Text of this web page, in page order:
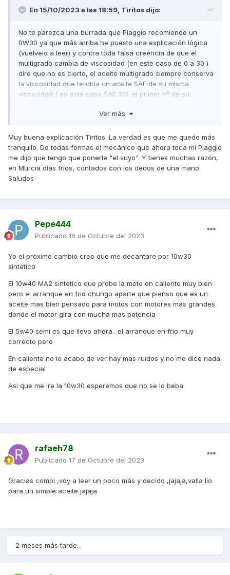
En 15/10/2023 a las 18:59, Tiritos dijo:
No te parezca una burrada que Piaggio recomiende un
0W30 ya que más arriba he puesto una explicación lógica
(vuélvelo a leer) y contra toda falsa creencia de que el
multigrado cambia de viscosidad (en este caso de 0 a 30 )
diré que no es cierto, el aceite multigrado siempre conserva
la viscosidad que tendría un aceite SAE de su misma
viscosidad ( en este caso SAE 30). el primer nº de su
para penetrar entre las piezas a lubricar en frío
dificultad tiene de toda la escala, y eso no es una burrada,
es una gran ventaja aunque en Murcia no haga mucho frío.
Y en cuanto a la viscosidad SAE 30 ya expliqué en mi post
anterior la ventaja que significa respecto a la creencia de
que sería mejor SAE 50 en nuestro clima.
Además, en este caso Piaggio me está dando la razón en el
viscosidad en mis scooters (lo utilizo desde hace más de 5
años).
discrepancia con lo que aconsejan otros fabricantes
Ver más
Muy buena explicación Tiritos. La verdad es que me quedo más
tranquilo. De todas formas el mecánico que ahora toca mi Piaggio
me dijo que tengo que ponerle "el suyo". Y tienes muchas razón,
en Murcia días fríos, contados con los dedos de una mano.
Saludos
Pepe444
Publicado 16 de Octubre del 2023
Yo el proximo cambio creo que me decantare por 10w30
sintetico
El 10w40 MA2 sintetico que probe la moto en caliente muy bien
pero el arranque en frio chungo aparte que pienso que es un
aceite mas bien pensado para motos con motores mas grandes
donde el motor gira con mucha mas potencia
El 5w40 semi es que llevo ahora.. el arranque en frio muy
correcto pero
En caliente no lo acabo de ver hay mas ruidos y no me dice nada
de especial
Asi que me ire la 10w30 esperemos que no se lo beba
rafaeh78
Publicado 17 de Octubre del 2023
Gracias compi ,voy a leer un poco más y decido ,jajaja,valla lío
para un simple aceite jajaja
2 meses más tarde...